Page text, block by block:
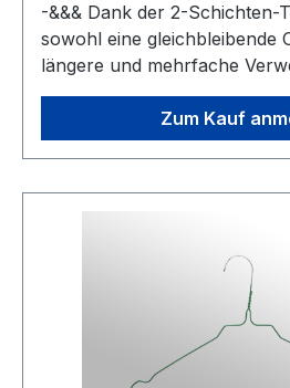
-&&& Dank der 2-Schichten-
sowohl eine gleichbleibende
längere und mehrfache
garantiert.-&&& Neben den
weiss, gelb, orange, rot,
blau, h. grün, d. grün, gold,
Abnahmemenge in jeder
betriebsinterne
Annahme- bzw.
nicht pulverbeschichtete
%ige Förderbandtauglichkeit
Gleitfähigkeit. Das
Zum Kauf